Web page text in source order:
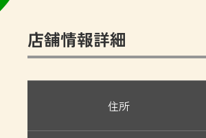
店舗情報詳細
住所